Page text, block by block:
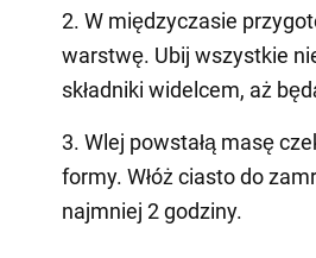
2. W międzyczasie
warstwę. Ubij wszystkie
składniki widelcem, aż
3. Wlej powstałą masę
formy. Włóż ciasto do
najmniej 2 godziny.